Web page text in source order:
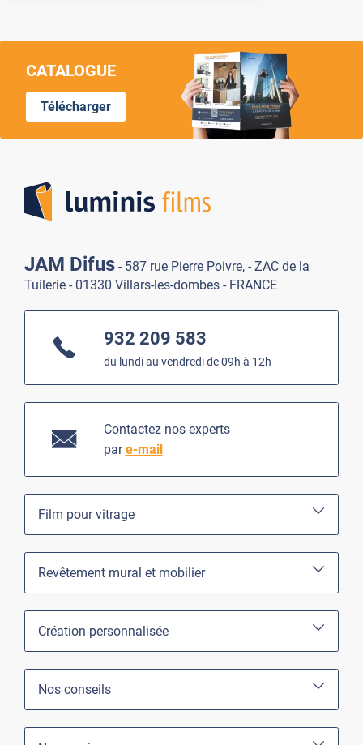
CATALOGUE
Télécharger
JAM Difus - 587 rue Pierre Poivre, - ZAC de la
Tuilerie - 01330 Villars-les-dombes - FRANCE
932 209 583
du lundi au vendredi de 09h à 12h
Contactez nos experts
pare-mail
Film pour vitrage
Revêtement mural et mobilier
Création personnalisée
Nos conseils